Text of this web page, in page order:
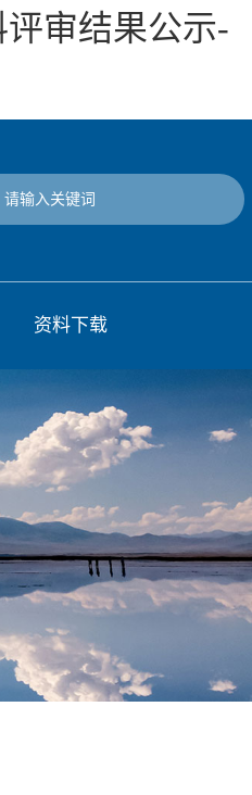
审结果公示-
资料下载